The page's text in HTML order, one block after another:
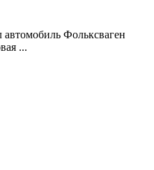
Фольксваген
...